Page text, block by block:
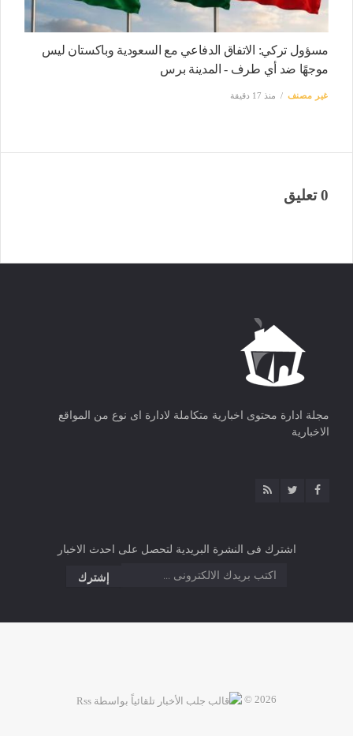
مسؤول تركي: الاتفاق الدفاعي مع السعودية وباكستان ليس
موجهًا ضد أي طرف - المدينة برس
غير مصنف منذ 17 دقيقة
0 تعليق
مجلة ادارة محتوى اخبارية متكاملة لادارة اى نوع من المواقع
الاخبارية
اشترك فى النشرة البريدية لتحصل على احدث الاخبار
2026 ©